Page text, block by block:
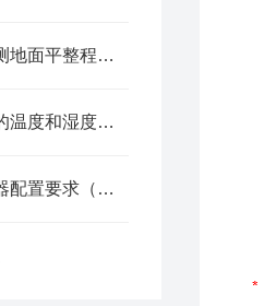
地坪平整度测量仪检测地面平整程度方法
步入式高低温试验室的温度和湿度可否调节
无机保温砂浆系统仪器配置要求（一）